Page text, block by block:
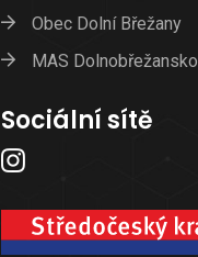
Obec Dolní Břežany
MAS Dolnobřežansko
Sociální sítě